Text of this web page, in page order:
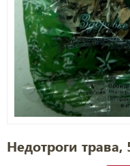
Недотроги трава,